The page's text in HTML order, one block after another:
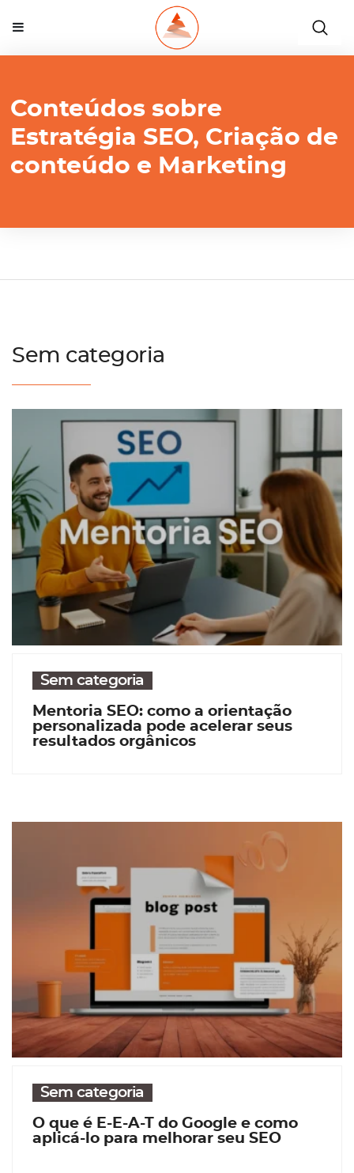
Conteúdos sobre
Estratégia SEO, Criação de
conteúdo e Marketing
Sem categoria
Sem categoria
Mentoria SEO: como a orientação
personalizada pode acelerar seus
resultados orgânicos
Sem categoria
O que é E-E-A-T do Google e como
aplicá-lo para melhorar seu SEO